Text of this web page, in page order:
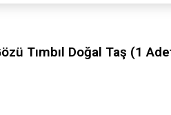
Tımbıl Doğal Taş (1